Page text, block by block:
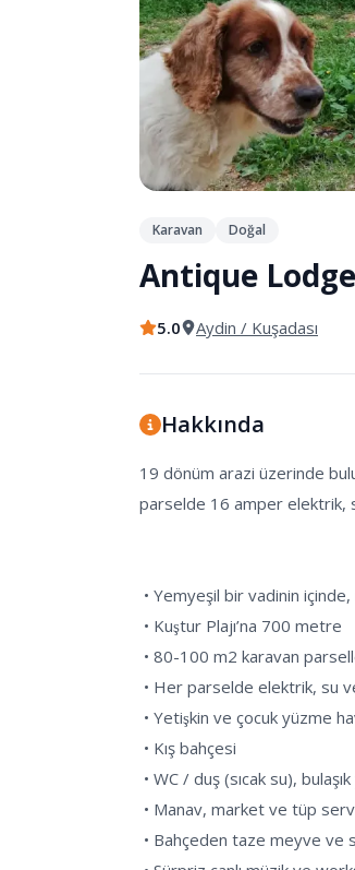
Karavan Doğal
Antique
5.0 Aydin / Kuşadası
Hakkında
19 dönüm arazi üzerinde
parselde 16 amper elektrik,